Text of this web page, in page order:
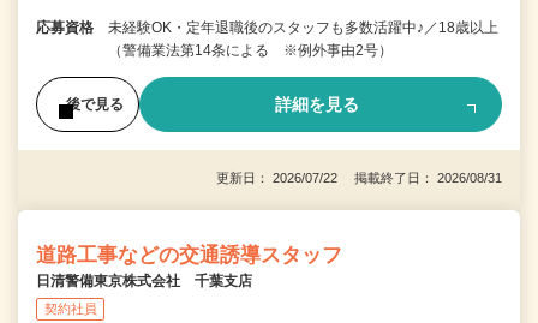
応募資格
未経験OK・定年退職後のスタッフも多数活躍中♪／18歳以上
（警備業法第14条による ※例外事由2号）
後で見る 詳細を見る
更新日： 2026/07/22 掲載終了日： 2026/08/31
道路工事などの交通誘導スタッフ
日清警備東京株式会社 千葉支店
契約社員